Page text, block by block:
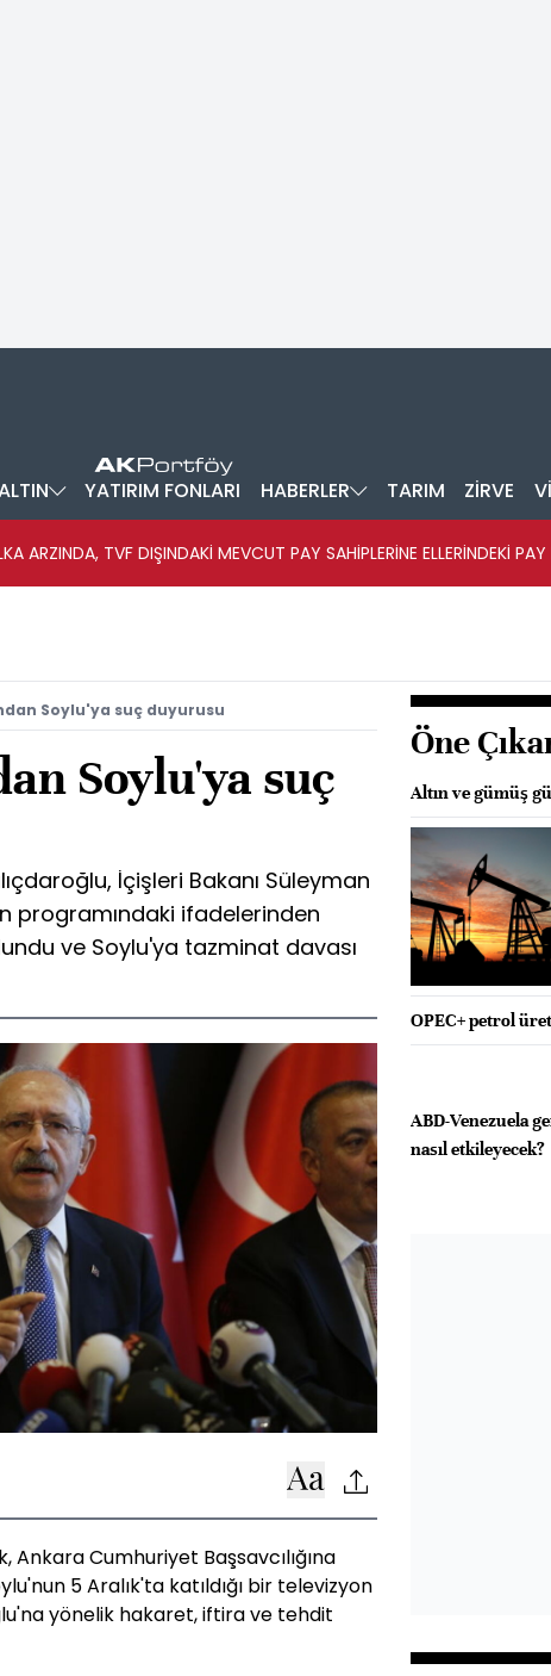
YATIRIM FONLARI HABERLER TARIM ZİRVE
ARZINDA, TVF DIŞINDAKİ MEVCUT PAY SAHİPLERİNE ELLERİNDEKİ
Soylu'ya suç duyurusu
Soylu'ya suç
İçişleri Bakanı Süleyman
programındaki ifadelerinden
ve Soylu'ya tazminat davası
Ankara Cumhuriyet Başsavcılığına
5 Aralık'ta katıldığı bir televizyon
yönelik hakaret, iftira ve tehdit
Öne
Altın ve gümüş
OPEC+ petrol
ABD-Venezuela
nasıl etkileyecek?